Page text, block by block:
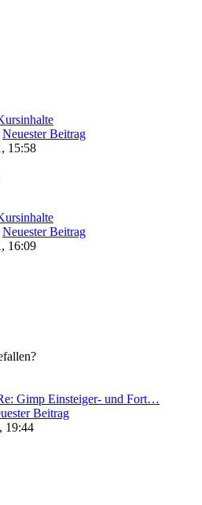
Neuester Beitrag
15:58
Neuester Beitrag
16:09
Gimp Einsteiger- und Fort…
Beitrag
19:44